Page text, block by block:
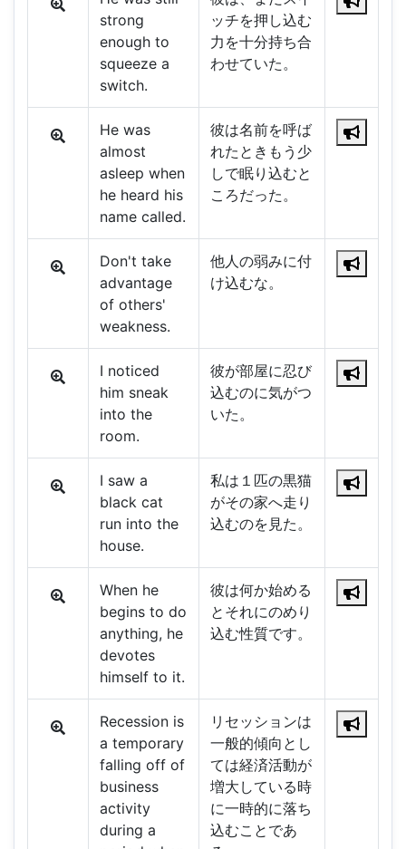
strong
enough to
squeeze a
switch.
ッチを押し込む
力を十分持ち合
わせていた。
He was
almost
asleep when
he heard his
name called.
彼は名前を呼ば
れたときもう少
しで眠り込むと
ころだった。
Don't take
advantage
of others'
weakness.
他人の弱みに付
け込むな。
I noticed
him sneak
into the
room.
彼が部屋に忍び
込むのに気がつ
いた。
I saw a
black cat
run into the
house.
私は１匹の黒猫
がその家へ走り
込むのを見た。
When he
begins to do
anything, he
devotes
himself to it.
彼は何か始める
とそれにのめり
込む性質です。
Recession is
a temporary
falling off of
business
activity
during a
リセッションは
一般的傾向とし
ては経済活動が
増大している時
に一時的に落ち
込むことであ